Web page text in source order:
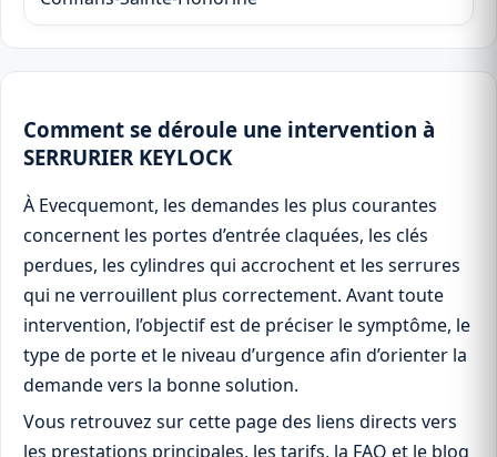
Comment se déroule une intervention à
SERRURIER KEYLOCK
À Evecquemont, les demandes les plus courantes
concernent les portes d’entrée claquées, les clés
perdues, les cylindres qui accrochent et les serrures
qui ne verrouillent plus correctement. Avant toute
intervention, l’objectif est de préciser le symptôme, le
type de porte et le niveau d’urgence afin d’orienter la
demande vers la bonne solution.
Vous retrouvez sur cette page des liens directs vers
les prestations principales, les tarifs, la FAQ et le blog